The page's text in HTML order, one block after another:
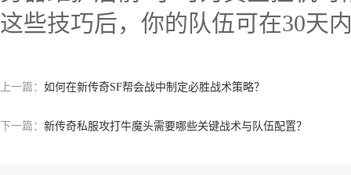
这些技巧后，你的队伍可在30天
上一篇： 如何在新传奇SF帮会战中制定必胜战术策略？
下一篇： 新传奇私服攻打牛魔头需要哪些关键战术与队伍配置？